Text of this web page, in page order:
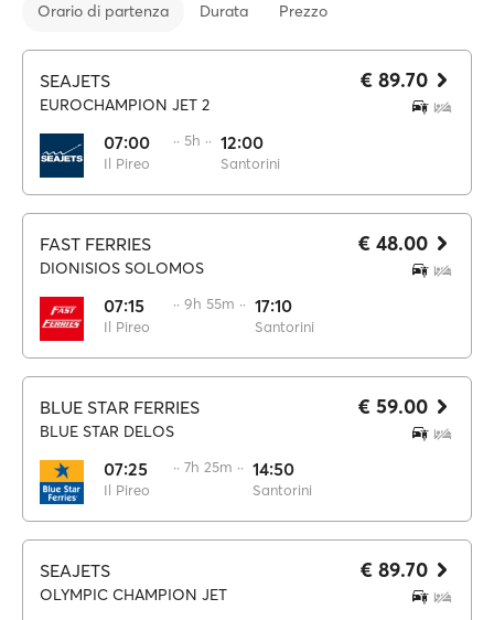
Orario di partenza Durata Prezzo
SEAJETS
EUROCHAMPION JET 2
07:00
Il Pireo
·· 5h ·· 12:00
Santorini
€ 89.70
FAST FERRIES
DIONISIOS SOLOMOS
07:15
Il Pireo
·· 9h 55m ·· 17:10
Santorini
€ 48.00
BLUE STAR FERRIES
BLUE STAR DELOS
07:25
Il Pireo
·· 7h 25m ·· 14:50
Santorini
€ 59.00
SEAJETS
OLYMPIC CHAMPION JET
€ 89.70